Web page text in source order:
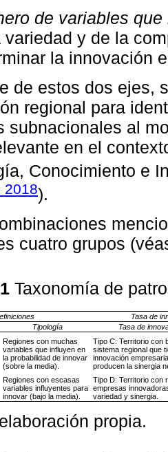
de variables
variedad y de la
la innovación
de estos dos ejes,
regional para
subnacionales al
en el
Conocimiento e
2018).
cuatro grupos
Taxonomía de
Tasa de
Tipología
Tasa de
Regiones con muchas
variables que influyen en
la probabilidad de innovar
(sobre la media).
Tipo C: Territorio con
sistema regional que
innovación
producen la sinergia
Regiones con escasas
variables influyentes para
innovar (bajo la media).
Tipo D: Territorio con
empresas
variedad y sinergia.
propia.